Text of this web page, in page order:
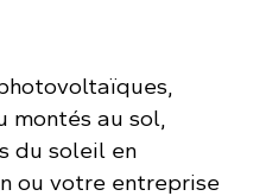
au sol,
du soleil en
ou votre entreprise